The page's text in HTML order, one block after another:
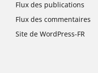
Flux des publications
Flux des commentaires
Site de WordPress-FR